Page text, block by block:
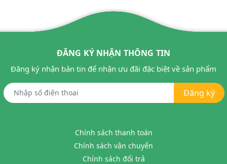
ĐĂNG KÝ NHẬN THÔNG TIN
Đăng ký nhận bản tin để nhận ưu đãi đặc biệt về sản phẩm
Đăng ký
Chính sách thanh toán
Chính sách vận chuyển
Chính sách đổi trả